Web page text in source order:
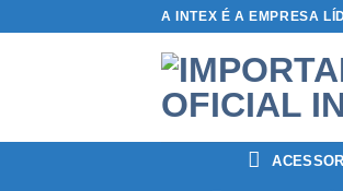
A INTEX É A EMPRESA